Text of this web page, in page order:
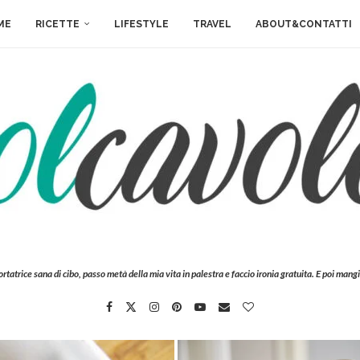
RICETTE LIFESTYLE TRAVEL ABOUT&CONTATTI
sana di cibo, passo metà della mia vita in palestra e faccio ironia gratuita. E poi